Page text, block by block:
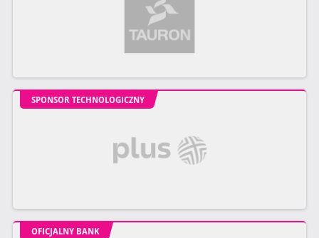
SPONSOR TECHNOLOGICZNY
OFICJALNY BANK